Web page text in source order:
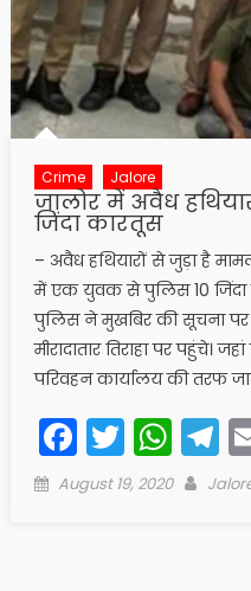
Crime Jalore
जालोर में अवैध
जिंदा कारतूस
– अवैध हथियारों से जुड़ा है
में एक युवक से पुलिस 10 जिंदा
पुलिस ने मुखबिर की सूचना पर
मीरादातार तिराहा पर पहुंचे।
परिवहन कार्यालय की तरफ
Twitter
Posted
August 19, 2020